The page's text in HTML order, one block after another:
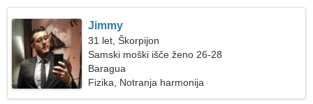
Jimmy
31 let, Škorpijon
Samski moški išče ženo 26-28
Baragua
Fizika, Notranja harmonija